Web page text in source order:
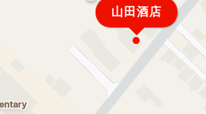
山田酒店